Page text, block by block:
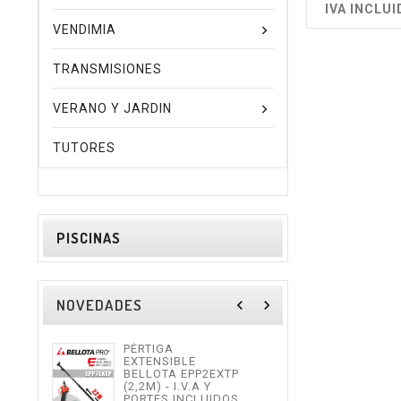
VENDIMIA
TRANSMISIONES
VERANO Y JARDIN
TUTORES
PISCINAS
NOVEDADES navigate_before navigate_next
PÉRTIGA
EXTENSIBLE
BELLOTA EPP2EXTP
(2,2M) - I.V.A Y
IVA